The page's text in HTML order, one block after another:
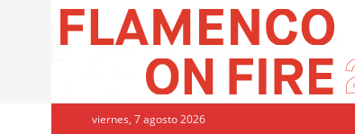
viernes, 7 agosto 2026